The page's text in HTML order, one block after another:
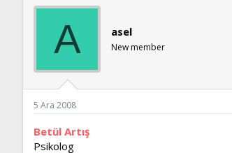
b
a
a
a
n
l
g
ı
ç
h
A asel
New member
5 Ara 2008
Betül Artış
Psikolog